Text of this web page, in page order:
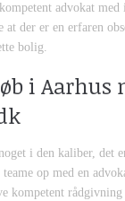
advokat med
at der er en erfaren
bolig.
i Aarhus
i den kaliber, det
op med en
kompetent rådgivning